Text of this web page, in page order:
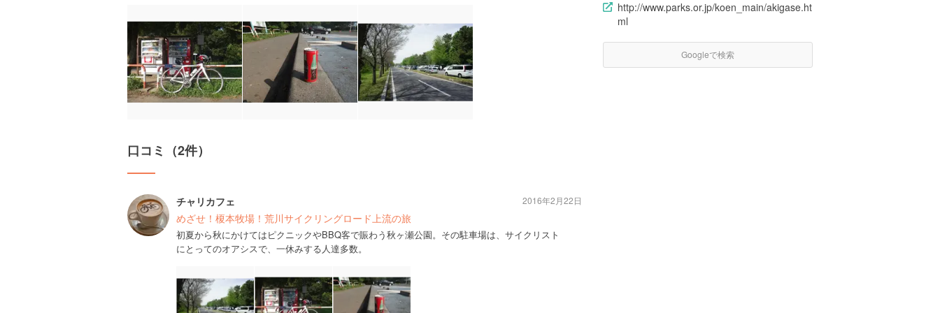
口コミ（2件）
チャリカフェ
めざせ！榎本牧場！荒川サイクリングロード上流の旅
初夏から秋にかけてはピクニックやBBQ客で賑わう秋ヶ瀬公園。その駐車場は、サイクリスト
にとってのオアシスで、一休みする人達多数。
2016年2月22日
http://www.parks.or.jp/koen_main/akigase.ht
ml
Googleで検索